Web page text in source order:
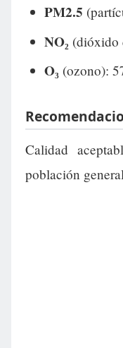
PM2.5
NO₂ (dióxido
O₃ (ozono):
Calidad
población